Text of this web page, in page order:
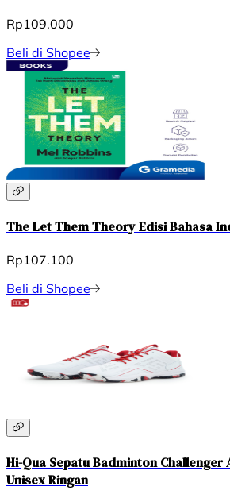
Rp109.000
Beli di Shopee
The Let Them Theory Edisi Bahasa
Rp107.100
Beli di Shopee
Hi-Qua Sepatu Badminton Challenger
Unisex Ringan